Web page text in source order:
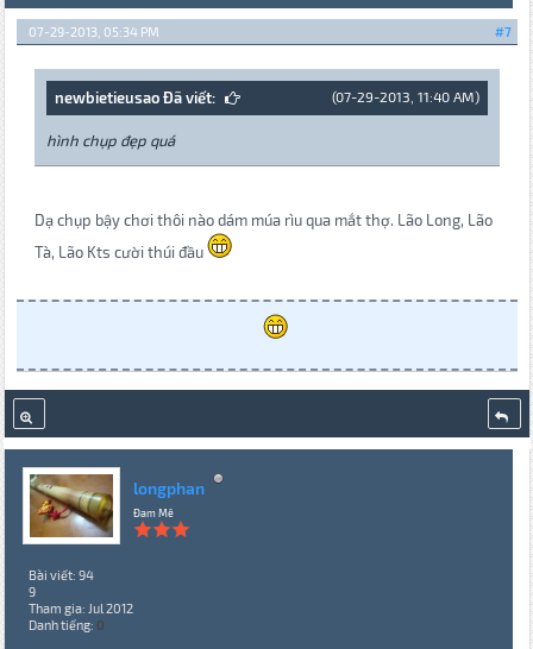
#7
07-29-2013, 05:34 PM
(07-29-2013, 11:40 AM)
newbietieusao Đã viết:
hình chụp đẹp quá
Dạ chụp bậy chơi thôi nào dám múa rìu qua mắt thợ. Lão Long, Lão
Tà, Lão Kts cười thúi đầu
longphan
Đam Mê
Bài viết: 94
9
Tham gia: Jul 2012
Danh tiếng: 0